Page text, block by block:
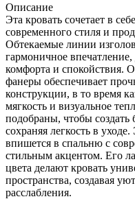
Описание
Эта кровать сочетает в
современного стиля и
Обтекаемые линии
гармоничное
комфорта и спокойствия.
фанеры обеспечивает
конструкции, в то время
мягкость и визуальное
подобраны, чтобы создать
сохраняя легкость в
впишется в спальню с
стильным акцентом. Его
цвета делают кровать
пространства, создавая
расслабления.